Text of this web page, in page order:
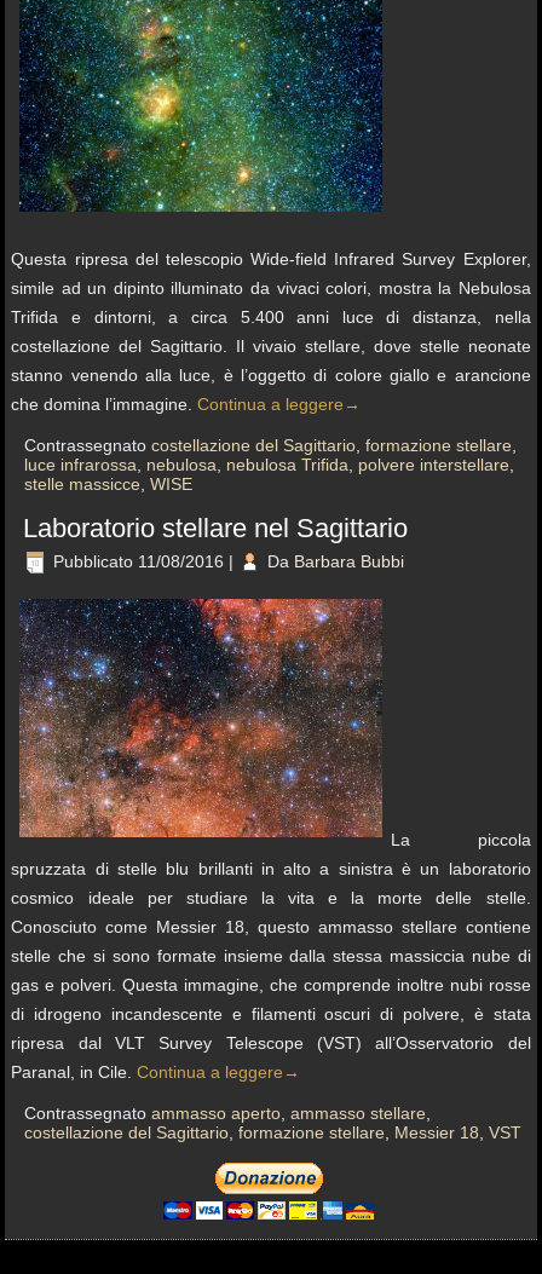
Questa ripresa del telescopio Wide-field Infrared Survey Explorer,
simile ad un dipinto illuminato da vivaci colori, mostra la Nebulosa
Trifida e dintorni, a circa 5.400 anni luce di distanza, nella
costellazione del Sagittario. Il vivaio stellare, dove stelle neonate
stanno venendo alla luce, è l’oggetto di colore giallo e arancione
che domina l’immagine.Continua a leggere →
Contrassegnato costellazione del Sagittario ,formazione stellare
luce infrarossa
nebulosa nebulosa Trifida polvere interstellare
stelle massicce ,WISE
Laboratorio stellare nel Sagittario
Pubblicato 11/08/2016 | Da Barbara Bubbi
La piccola
spruzzata di stelle blu brillanti in alto a sinistra è un laboratorio
cosmico ideale per studiare la vita e la morte delle stelle.
Conosciuto come Messier 18, questo ammasso stellare contiene
stelle che si sono formate insieme dalla stessa massiccia nube di
gas e polveri. Questa immagine, che comprende inoltre nubi rosse
di idrogeno incandescente e filamenti oscuri di polvere, è stata
ripresa dal VLT Survey Telescope (VST) all’Osservatorio del
Paranal, in Cile.Continua a leggere →
Contrassegnato ammasso aperto,ammasso stellare,
costellazione del Sagittario,formazione stellare, Messier 18,VST